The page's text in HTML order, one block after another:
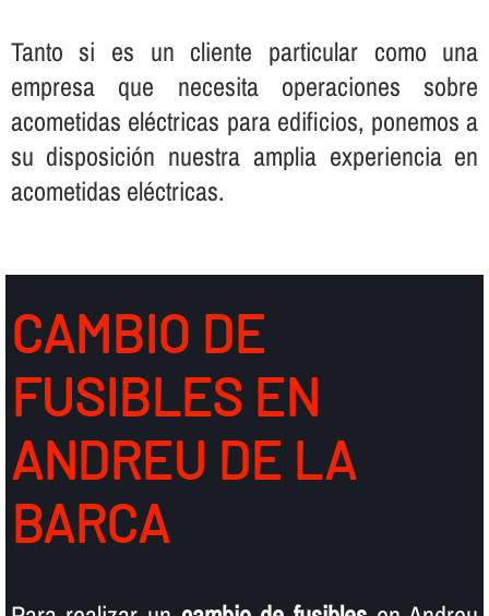
Tanto si es un cliente particular como una
empresa que necesita operaciones sobre
acometidas eléctricas para edificios, ponemos a
su disposición nuestra amplia experiencia en
acometidas eléctricas.
CAMBIO DE
FUSIBLES EN
ANDREU DE LA
BARCA